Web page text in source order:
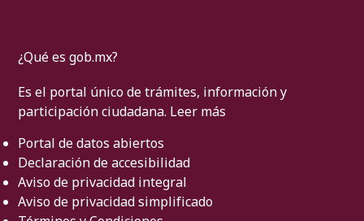
¿Qué es gob.mx?
Es el portal único de trámites, información y
participación ciudadana. Leer más
Portal de datos abiertos
Declaración de accesibilidad
Aviso de privacidad integral
Aviso de privacidad simplificado